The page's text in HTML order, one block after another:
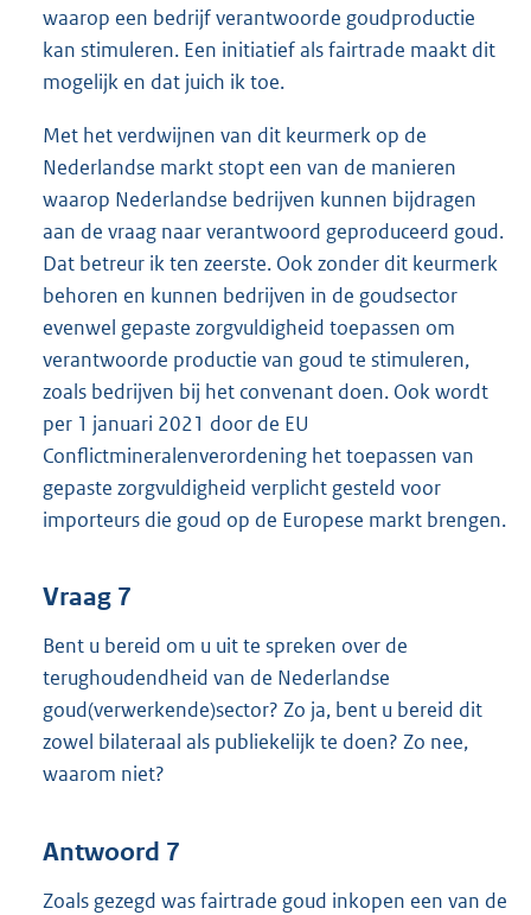
waarop een bedrijf verantwoorde goudproductie
kan stimuleren. Een initiatief als fairtrade maakt dit
mogelijk en dat juich ik toe.
Met het verdwijnen van dit keurmerk op de
Nederlandse markt stopt een van de manieren
waarop Nederlandse bedrijven kunnen bijdragen
aan de vraag naar verantwoord geproduceerd goud.
Dat betreur ik ten zeerste. Ook zonder dit keurmerk
behoren en kunnen bedrijven in de goudsector
evenwel gepaste zorgvuldigheid toepassen om
verantwoorde productie van goud te stimuleren,
zoals bedrijven bij het convenant doen. Ook wordt
per 1 januari 2021 door de EU
Conflictmineralenverordening het toepassen van
gepaste zorgvuldigheid verplicht gesteld voor
importeurs die goud op de Europese markt brengen.
Vraag 7
Bent u bereid om u uit te spreken over de
terughoudendheid van de Nederlandse
goud(verwerkende)sector? Zo ja, bent u bereid dit
zowel bilateraal als publiekelijk te doen? Zo nee,
waarom niet?
Antwoord 7
Zoals gezegd was fairtrade goud inkopen een van de